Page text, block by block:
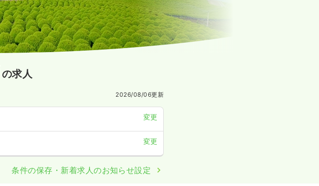
の求人
2026/08/06更新
変更
変更
条件の保存・新着求人のお知らせ設定